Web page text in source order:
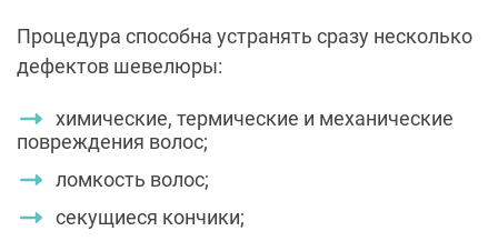
Процедура способна устранять сразу несколько
дефектов шевелюры:
химические, термические и механические
повреждения волос;
ломкость волос;
секущиеся кончики;